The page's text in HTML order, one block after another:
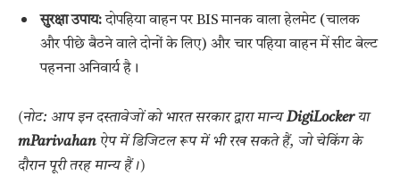
सुरक्षा उपाय:दोपहिया वाहन पर BIS मानक वाला हेलमेट (चालक
और पीछे बैठने वाले दोनों के लिए) और चार पहिया वाहन में सीट बेल्ट
पहनना अनिवार्य है।
(नोट: आप इन दस्तावेजों को भारत सरकार द्वारा मान्यDigiLockerया
mParivahan ऐप में डिजिटल रूप में भी रख सकते हैं, जो चेकिंग के
दौरान पूरी तरह मान्य हैं।)